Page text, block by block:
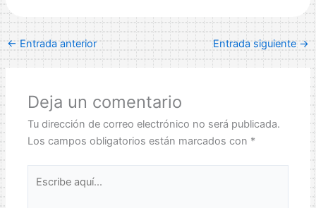
←Entrada anterior Entrada siguiente→
Deja un comentario
Tu dirección de correo electrónico no será publicada.
Los campos obligatorios están marcados con *
aquí...